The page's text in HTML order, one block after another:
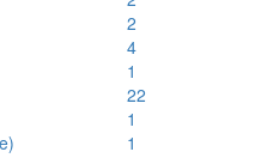
2
4
1
22
1
1